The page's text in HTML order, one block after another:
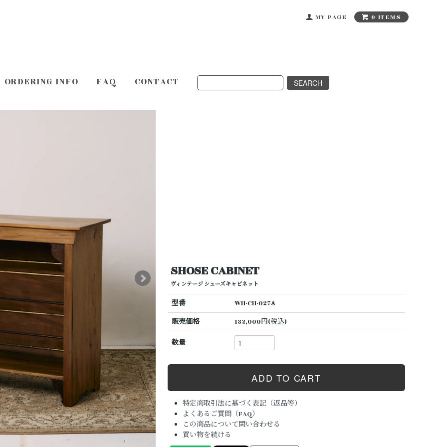
MY PAGE 0 ITEMS
ORDERING INFO FAQ CONTACT
SHOSE CABINET
ヴィンテージ シューズキャビネット
型番
WH-CH-0278
販売価格
132,000円(税込)
数量
特定商取引法に基づく表記（返品等）
よくあるご質問（FAQ）
この商品について問い合わせる
買い物を続ける